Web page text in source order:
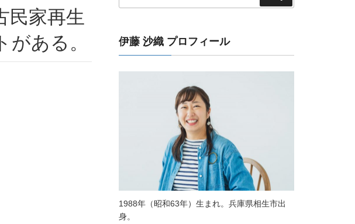
ある。
索
伊藤 沙織 プロフィール
1988年（昭和63年）生まれ。兵庫県相生市出
身。